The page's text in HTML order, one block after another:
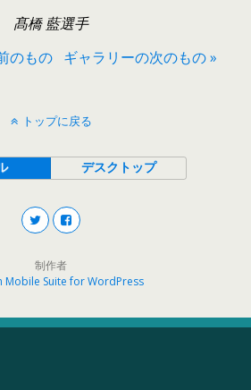
髙橋 藍選手
のもの ギャラリーの次のもの »
トップに戻る
デスクトップ
制作者
Mobile Suite for WordPress